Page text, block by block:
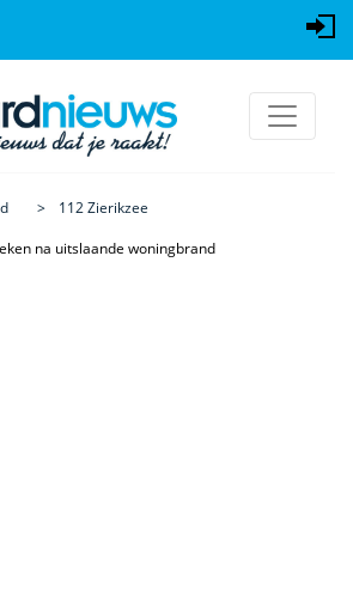
112 Zierikzee
na uitslaande woningbrand